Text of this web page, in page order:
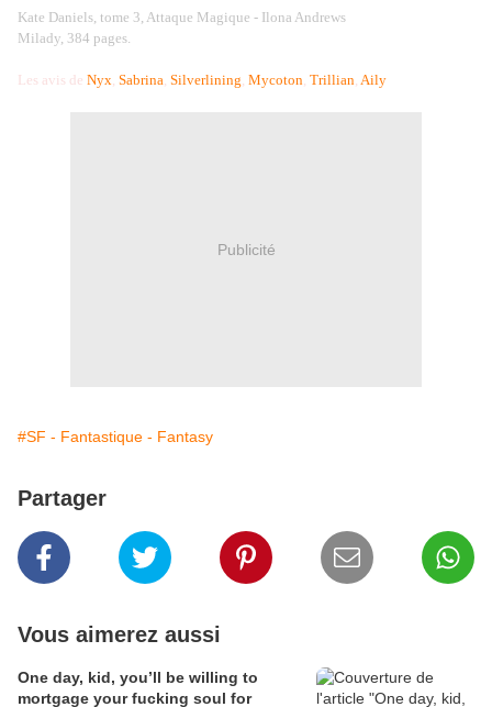
Kate Daniels, tome 3, Attaque Magique - Ilona Andrews
Milady, 384 pages.
Les avis de Nyx, Sabrina, Silverlining, Mycoton, Trillian, Aily
Publicité
#SF - Fantastique - Fantasy
Partager
Vous aimerez aussi
One day, kid, you’ll be willing to
mortgage your fucking soul for